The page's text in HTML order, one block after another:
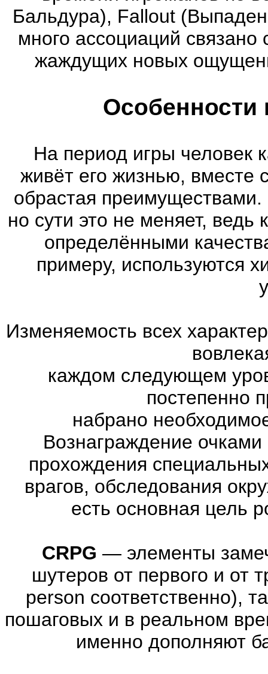
Бальдура), Fallout
много ассоциаций
жаждущих новых
Особенности
На период игры человек
живёт его жизнью, вместе
обрастая
но сути это не меняет,
определёнными
примеру, используются
Изменяемость всех
каждом следующем
постепенно
набрано
Вознаграждение
прохождения
врагов, обследования
есть основная цель
CRPG — элементы
шутеров от первого и от
person соответственно),
пошаговых и в реальном
именно дополняют